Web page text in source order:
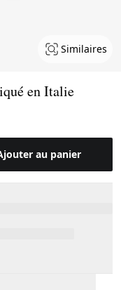
Similaires
en Italie
au panier